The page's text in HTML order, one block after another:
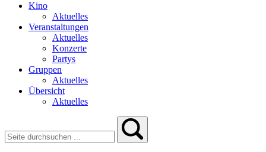
Kino
Aktuelles
Veranstaltungen
Aktuelles
Konzerte
Partys
Gruppen
Aktuelles
Übersicht
Aktuelles